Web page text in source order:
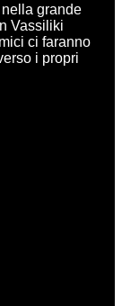
nella grande
Vassiliki
ci faranno
i propri